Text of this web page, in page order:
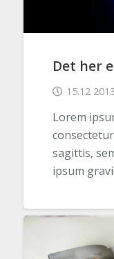
Det her
15.12 2013
Lorem
sagittis,
ipsum